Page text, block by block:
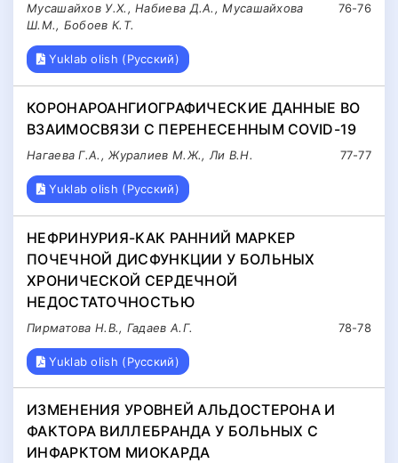
76-76
Мусашайхов У.Х., Набиева Д.А., Мусашайхова
Ш.М., Бобоев К.Т.
Yuklab olish (Русский)
КОРОНАРОАНГИОГРАФИЧЕСКИЕ ДАННЫЕ ВО
ВЗАИМОСВЯЗИ С ПЕРЕНЕСЕННЫМ COVID-19
77-77
Нагаева Г.А., Журалиев М.Ж., Ли В.Н.
Yuklab olish (Русский)
НЕФРИНУРИЯ-КАК РАННИЙ МАРКЕР
ПОЧЕЧНОЙ ДИСФУНКЦИИ У БОЛЬНЫХ
ХРОНИЧЕСКОЙ СЕРДЕЧНОЙ
НЕДОСТАТОЧНОСТЬЮ
78-78
Пирматова Н.В., Гадаев А.Г.
Yuklab olish (Русский)
ИЗМЕНЕНИЯ УРОВНЕЙ АЛЬДОСТЕРОНА И
ФАКТОРА ВИЛЛЕБРАНДА У БОЛЬНЫХ С
ИНФАРКТОМ МИОКАРДА